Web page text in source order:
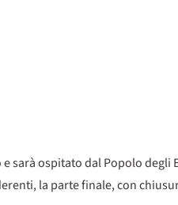
sarà ospitato dal Popolo degli
la parte finale, con